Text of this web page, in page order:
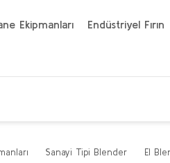
Ekipmanları Endüstriyel Fırın
Sanayi Tipi Blender El